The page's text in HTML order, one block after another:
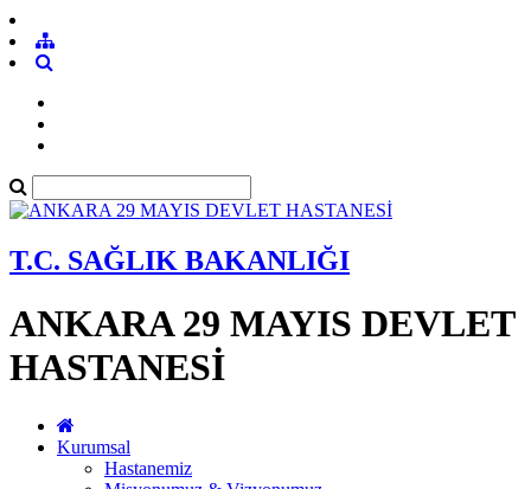
T.C. SAĞLIK BAKANLIĞI
ANKARA 29 MAYIS DEVLET
HASTANESİ
Kurumsal
Hastanemiz